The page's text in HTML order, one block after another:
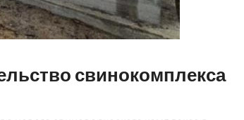
свинокомплекса